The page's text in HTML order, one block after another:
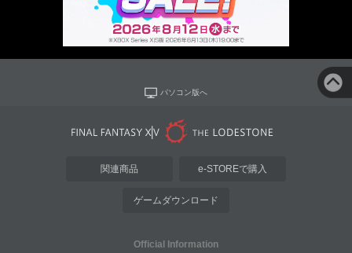
パソコン版へ
関連商品 e-STOREで購入
ゲームダウンロード
Official Information